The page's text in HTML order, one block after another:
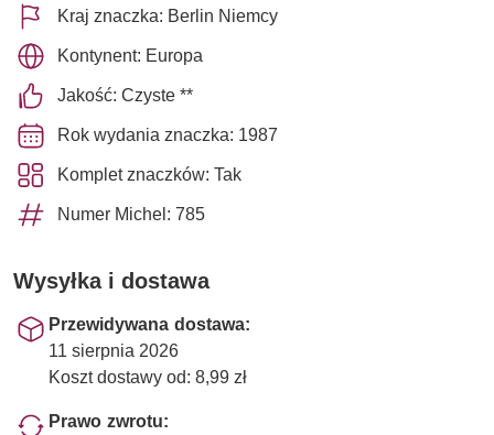
Kraj znaczka: Berlin Niemcy
Kontynent: Europa
Jakość: Czyste **
Rok wydania znaczka: 1987
Komplet znaczków: Tak
Numer Michel: 785
Wysyłka i dostawa
Przewidywana dostawa:
11 sierpnia 2026
Koszt dostawy od: 8,99 zł
Prawo zwrotu: